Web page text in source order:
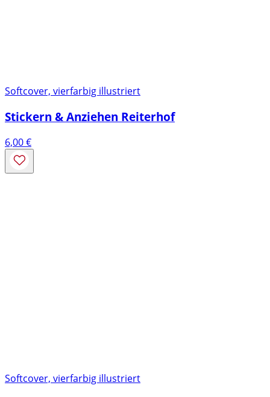
Softcover, vierfarbig illustriert
Stickern & Anziehen Reiterhof
6,00€
Softcover, vierfarbig illustriert